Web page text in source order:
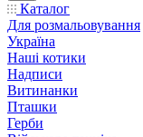
Каталог
Для розмальовування
Україна
Наші котики
Надписи
Витинанки
Пташки
Герби